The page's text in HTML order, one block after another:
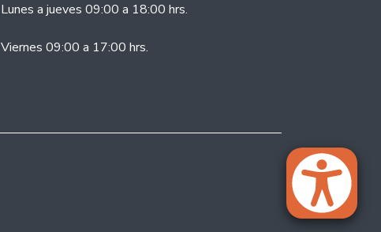
Lunes a jueves 09:00 a 18:00 hrs.
Viernes 09:00 a 17:00 hrs.